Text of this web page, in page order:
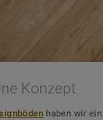
Konzept
haben wir ein